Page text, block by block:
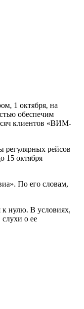
1 октября, на
обеспечим
клиентов «ВИМ-
регулярных рейсов
15 октября
По его словам,
к нулю. В условиях,
о ее